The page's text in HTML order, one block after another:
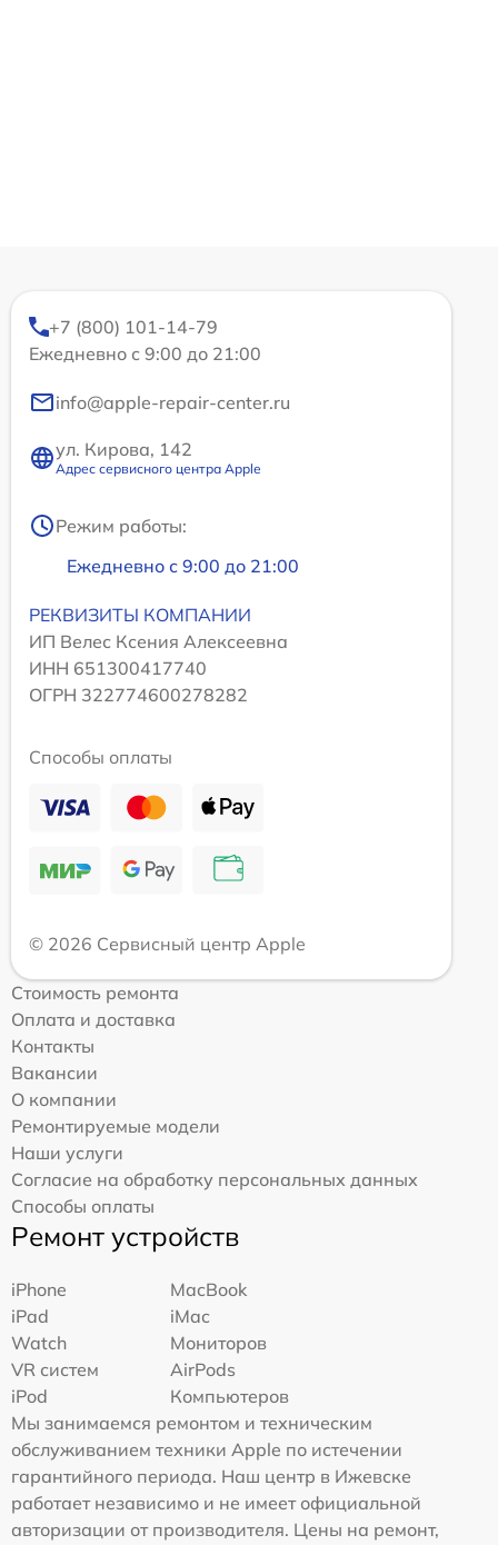
+7 (800) 101-14-79
Ежедневно с 9:00 до 21:00
info@apple-repair-center.ru
ул. Кирова, 142
Адрес сервисного центра Apple
Режим работы:
Ежедневно с 9:00 до 21:00
РЕКВИЗИТЫ КОМПАНИИ
ИП Велес Ксения Алексеевна
ИНН 651300417740
ОГРН 322774600278282
Способы оплаты
© 2026 Сервисный центр Apple
Стоимость ремонта
Оплата и доставка
Контакты
Вакансии
О компании
Ремонтируемые модели
Наши услуги
Согласие на обработку персональных данных
Способы оплаты
Ремонт устройств
iPhone
MacBook
iPad
iMac
Watch
Мониторов
VR систем
AirPods
iPod
Компьютеров
Мы занимаемся ремонтом и техническим
обслуживанием техники Apple по истечении
гарантийного периода. Наш центр в Ижевске
работает независимо и не имеет официальной
авторизации от производителя. Цены на ремонт,